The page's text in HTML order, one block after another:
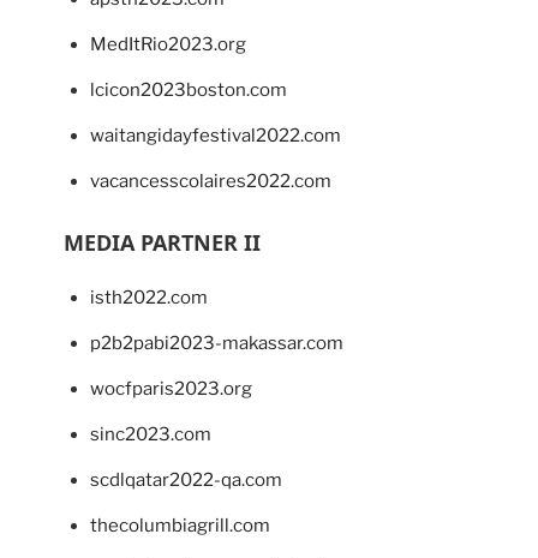
MedItRio2023.org
lcicon2023boston.com
waitangidayfestival2022.com
vacancesscolaires2022.com
MEDIA PARTNER II
isth2022.com
p2b2pabi2023-makassar.com
wocfparis2023.org
sinc2023.com
scdlqatar2022-qa.com
thecolumbiagrill.com